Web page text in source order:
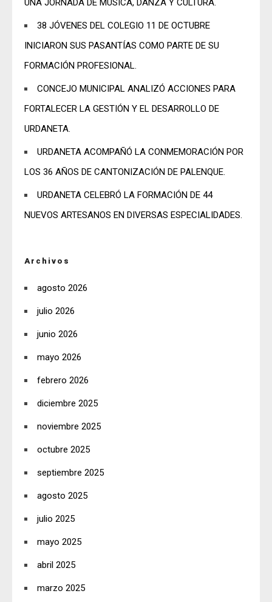
UNA JORNADA DE MÚSICA, DANZA Y CULTURA.
38 JÓVENES DEL COLEGIO 11 DE OCTUBRE
INICIARON SUS PASANTÍAS COMO PARTE DE SU
FORMACIÓN PROFESIONAL.
CONCEJO MUNICIPAL ANALIZÓ ACCIONES PARA
FORTALECER LA GESTIÓN Y EL DESARROLLO DE
URDANETA.
URDANETA ACOMPAÑÓ LA CONMEMORACIÓN POR
LOS 36 AÑOS DE CANTONIZACIÓN DE PALENQUE.
URDANETA CELEBRÓ LA FORMACIÓN DE 44
NUEVOS ARTESANOS EN DIVERSAS ESPECIALIDADES.
Archivos
agosto 2026
julio 2026
junio 2026
mayo 2026
febrero 2026
diciembre 2025
noviembre 2025
octubre 2025
septiembre 2025
agosto 2025
julio 2025
mayo 2025
abril 2025
marzo 2025